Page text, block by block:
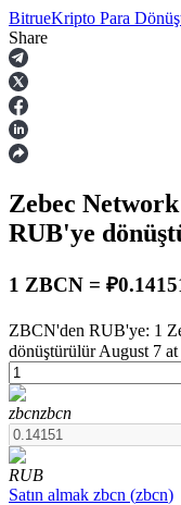
Vadeli İşlemler
USDT Vadeli
Teminat olarak
BitrueKripto Para
Share
Zebec Network
RUB'ye
1 ZBCN =
ZBCN'den RUB'ye: 1
dönüştürülür August 7
zbcnzbcn
RUB
Satın almak zbcn (zbcn)